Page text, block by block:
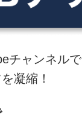
チャンネルで
凝縮！